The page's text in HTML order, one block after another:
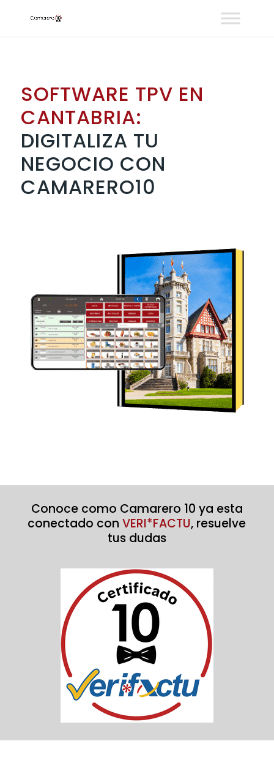
SOFTWARE TPV EN
CANTABRIA:
DIGITALIZA TU
NEGOCIO CON
CAMARERO10
Conoce como Camarero 10 ya esta
conectado con VERI*FACTU, resuelve
tus dudas